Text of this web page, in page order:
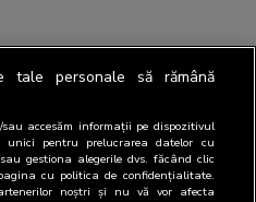
personale să rămână
sau accesăm informații pe dispozitivul
unici pentru prelucrarea datelor cu
gestiona alegerile dvs. făcând clic
cu politica de confidențialitate.
noștri și nu vă vor afecta